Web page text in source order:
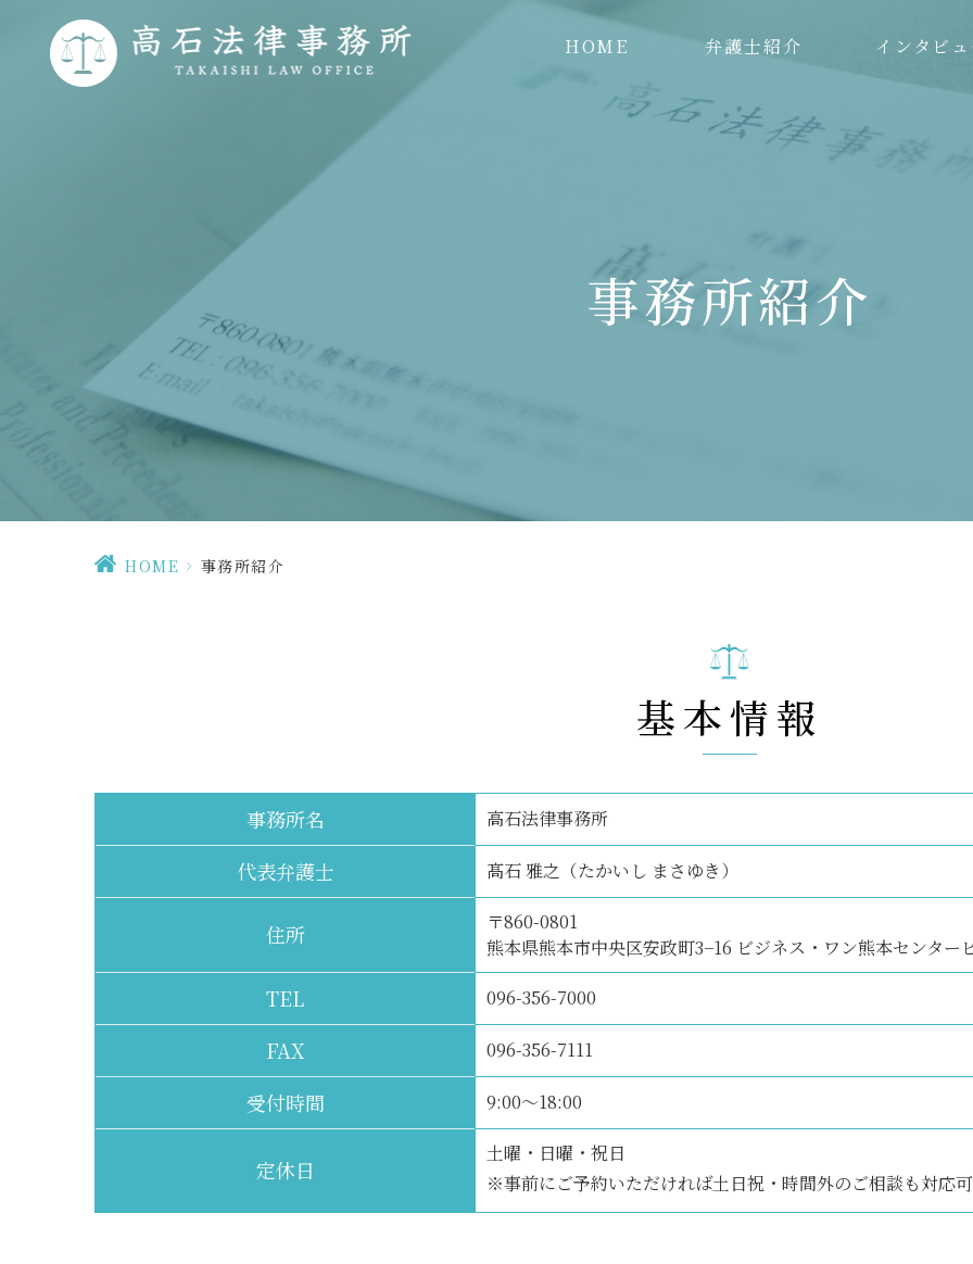
HOME 弁護士紹介 インタビ
事務所紹介
HOME > 事務所紹介
基本情報
事務所名 高石法律事務所
代表弁護士 髙石 雅之（たかいし まさゆき）
住所
〒860-0801
熊本県熊本市中央区安政町3−16 ビジネス・ワン熊本センター
TEL 096-356-7000
FAX 096-356-7111
受付時間 9:00～18:00
定休日
土曜・日曜・祝日
※事前にご予約いただければ土日祝・時間外のご相談も対応